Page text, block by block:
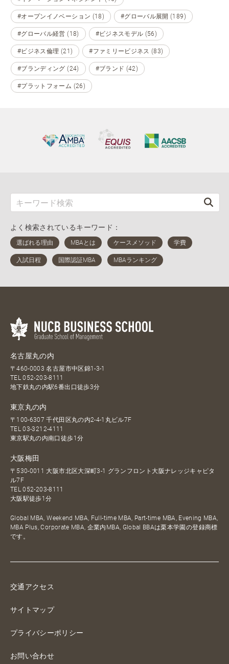
#オープンイノベーション (18) #グローバル展開 (189)
#グローバル経営 (18) #ビジネスモデル (56)
#ビジネス倫理 (21) #ファミリービジネス (83)
#ブランディング (24) #ブランド (42)
#プラットフォーム (26)
よく検索されているキーワード：
名古屋丸の内
〒460-0003 名古屋市中区錦1-3-1
TEL052-203-8111
地下鉄丸の内駅6番出口徒歩3分
東京丸の内
〒100-6307 千代田区丸の内2-4-1丸ビル7F
TEL03-3212-4111
東京駅丸の内南口徒歩1分
大阪梅田
〒530-0011 大阪市北区大深町3-1 グランフロント大阪ナレッジキャピタ
ル7F
TEL052-203-8111
大阪駅徒歩1分
Global MBA, Weekend MBA, Full-time MBA, Part-time MBA, Evening MBA,
MBA Plus, Corporate MBA, 企業内MBA, Global BBAは栗本学園の登録商標
です。
交通アクセス
サイトマップ
プライバシーポリシー
お問い合わせ